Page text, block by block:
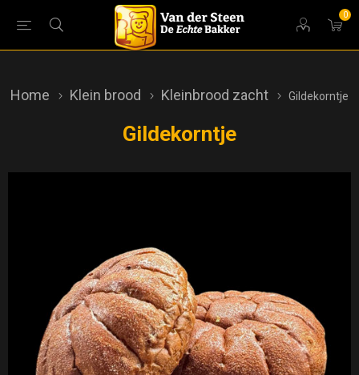
0
Home Klein brood Kleinbrood zacht Gildekorntje
Gildekorntje